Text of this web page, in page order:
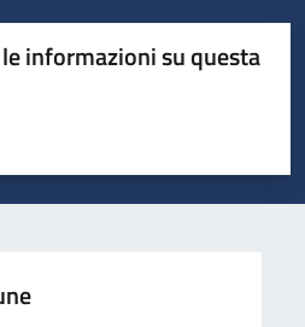
informazioni su questa
su 5
su 5
5